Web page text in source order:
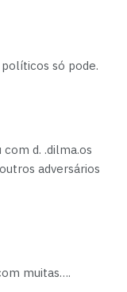
só pode.
d. .dilma.os
adversários
muitas….